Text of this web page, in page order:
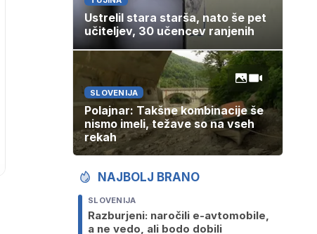
Ustrelil stara starša, nato še pet
učiteljev, 30 učencev ranjenih
SLOVENIJA
Polajnar: Takšne kombinacije še
nismo imeli, težave so na vseh
rekah
NAJBOLJ BRANO
SLOVENIJA
Razburjeni: naročili e-avtomobile,
a ne vedo, ali bodo dobili